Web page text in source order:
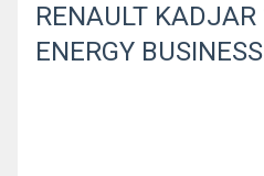
RENAULT
ENERGY BUSINESS